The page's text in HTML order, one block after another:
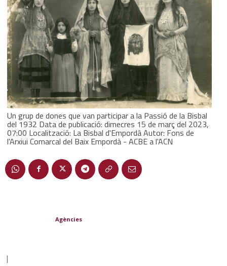
Un grup de dones que van participar a la Passió de la Bisbal
del 1932 Data de publicació: dimecres 15 de març del 2023,
07:00 Localització: La Bisbal d'Empordà Autor: Fons de
l'Arxiui Comarcal del Baix Empordà - ACBE a l'ACN
Agències
|